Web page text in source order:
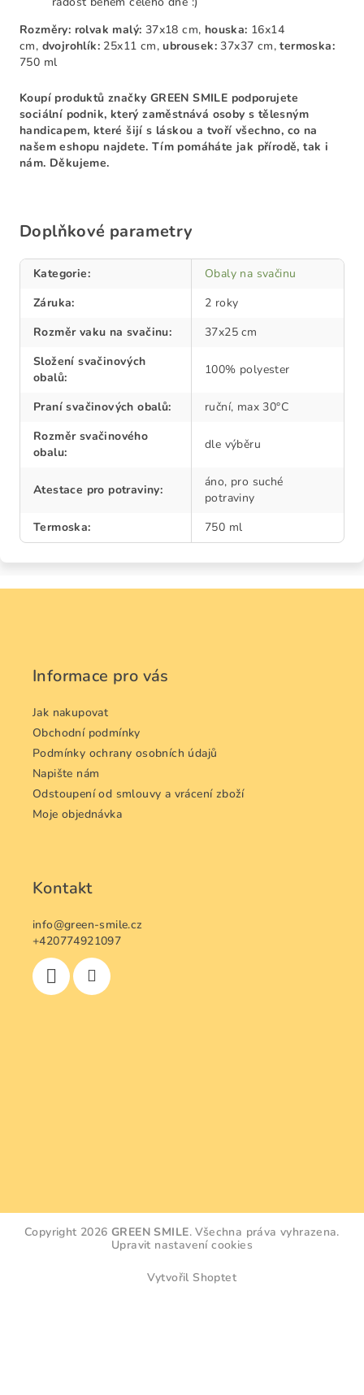
Rozměry: rolvak malý: 37x18 cm, houska: 16x14
cm, dvojrohlík: 25x11 cm,ubrousek: 37x37 cm,termoska:
750 ml
Koupí produktů značky GREEN SMILE podporujete
sociální podnik, který zaměstnává osoby s tělesným
handicapem, které šijí s láskou a tvoří všechno, co na
našem eshopu najdete. Tím pomáháte jak přírodě, tak i
nám. Děkujeme.
Doplňkové parametry
Kategorie:
Obaly na svačinu
Záruka:
2 roky
Rozměr vaku na svačinu:
37x25 cm
Složení svačinových
obalů:
100% polyester
Praní svačinových obalů:
ruční, max 30°C
Rozměr svačinového
obalu:
dle výběru
Atestace pro potraviny:
áno, pro suché
potraviny
Termoska: 750 ml
Informace pro vás
Jak nakupovat
Obchodní podmínky
Podmínky ochrany osobních údajů
Napište nám
Odstoupení od smlouvy a vrácení zboží
Moje objednávka
Kontakt
info@green-smile.cz
+420774921097
Copyright 2026GREEN SMILE. Všechna práva vyhrazena.
Upravit nastavení cookies
Vytvořil Shoptet